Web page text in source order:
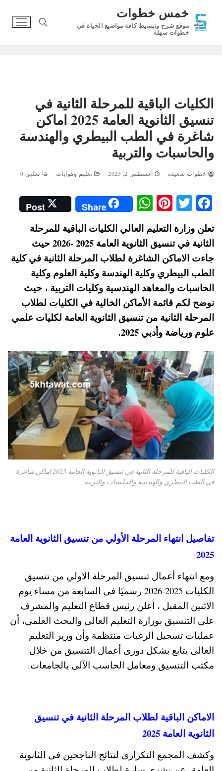
المحتوى
خمس خطوات
موقع شرح وتبسيط كافة مواضيع الحياة في
خطوات سهلة
الكليات الباقية للمرحلة الثانية في
تنسيق الثانوية العامة 2025 اماكن
شاغرة في الطب البيطري والهندسة
والحاسبات والتربية
خطوات سعيدة أغسطس 2, 2025 تعليم وهوايات تعليق 0
Fa
ce
bo
ok
T
wi
tte
r
Pi
er
es
t
W
ha
ts
A
pp
Share
Post
تعلن وزارة التعليم العالي الكليات الباقية للمرحلة
الثانية في تنسيق الثانوية العامة 2025 -2026 حيث
جاءت الاماكن الشاغرة لطلاب المرحلة الثانية في كلية
الطب البيطري وكلية الهندسة وكلية العلوم وكلية
الحاسبات والمعاهد الهندسية وكليات التربية ، حيث
نوضح لكم قائمة الأماكن الخالية في الكليات لطلاب
المرحلة الثانية من تنسيق الثانوية العامة لكليات علمي
علوم ورياضة وأدبي 2025.
الكليات الباقية للمرحلة الثانية في تنسيق الثانوية العامة 2025 اماكن شاغرة
في الطب البيطري والهندسة والحاسبات والتربية
تفاصيل انتهاء المرحلة الأولي من تنسيق الثانوية العامة
2025
ومع انتهاء أعمال تنسيق المرحلة الاولي من تنسيق
الكليات 2025-2026 رسميًا فى السابعة من مساء يوم
الاثنين المقبل ، أعلن رئيس قطاع التعليم والمشرف
على التنسيق بوزارة التعليم العالى والبحث العلمى، أن
عمليات تسجيل الرغبات منتظمة وأن وزير التعليم
العالى يتابع بشكل دورى أعمال التنسيق من خلال
مكتب التنسيق ومعامل الحاسب الآلى بالجامعات.
الاماكن الباقية لطلاب المرحلة الثانية في تنسيق
الثانوية العامة 2025
وكشف المجمع التكرارى لنتائج الناجحين فى الثانوية